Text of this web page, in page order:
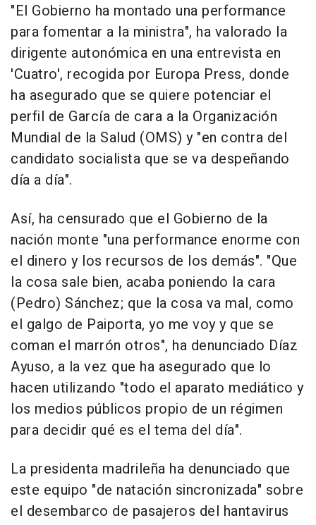
"El Gobierno ha montado una performance
para fomentar a la ministra", ha valorado la
dirigente autonómica en una entrevista en
'Cuatro', recogida por Europa Press, donde
ha asegurado que se quiere potenciar el
perfil de García de cara a la Organización
Mundial de la Salud (OMS) y "en contra del
candidato socialista que se va despeñando
día a día".
Así, ha censurado que el Gobierno de la
nación monte "una performance enorme con
el dinero y los recursos de los demás". "Que
la cosa sale bien, acaba poniendo la cara
(Pedro) Sánchez; que la cosa va mal, como
el galgo de Paiporta, yo me voy y que se
coman el marrón otros", ha denunciado Díaz
Ayuso, a la vez que ha asegurado que lo
hacen utilizando "todo el aparato mediático y
los medios públicos propio de un régimen
para decidir qué es el tema del día".
La presidenta madrileña ha denunciado que
este equipo "de natación sincronizada" sobre
el desembarco de pasajeros del hantavirus